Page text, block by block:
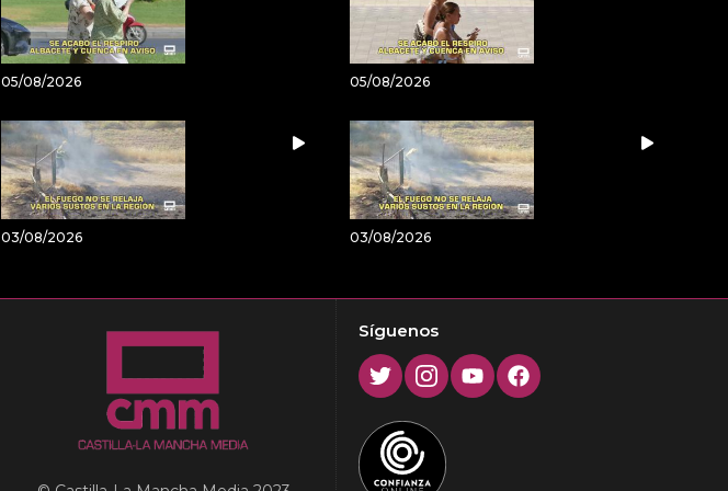
05/08/2026 05/08/2026
03/08/2026 03/08/2026
Síguenos
TwitterInstagram
YoutubeFacebook